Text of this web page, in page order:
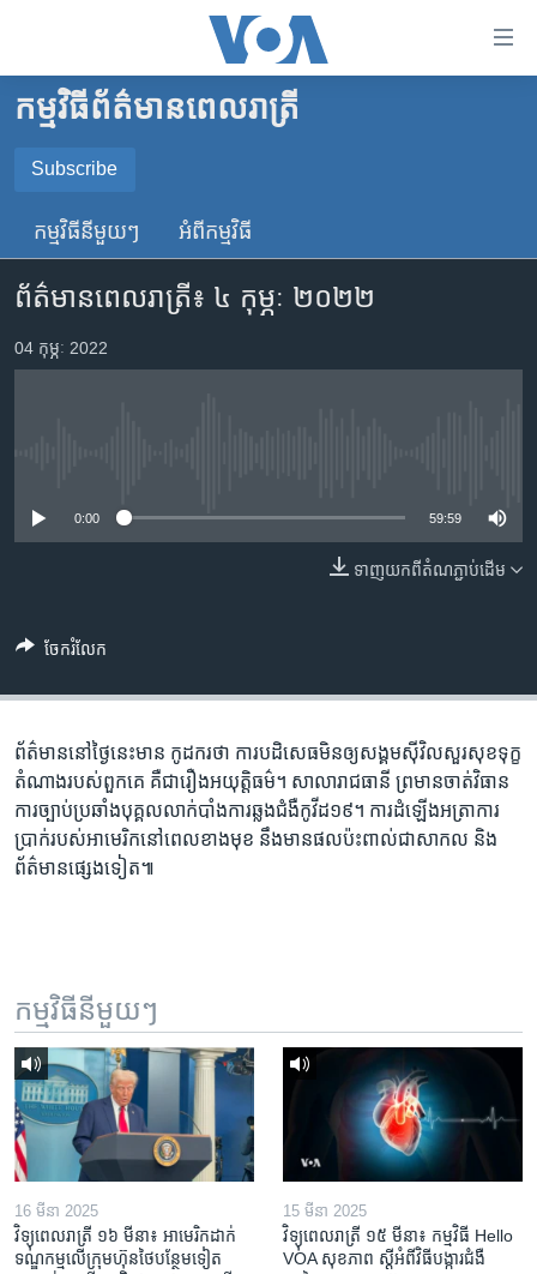
គេហទំព័រ​
ទាក់ទង
រំលង​
ទំព័រ​
ព័ត៌មាន​​
តែ​
ម្តង
រចនា
ចូល​
ទំព័រ​
ស្វែង​
កម្ពុជា
អន្តរជាតិ
ចិន
ហេឡូវីអូអេ
កម្ពុជាច្នៃប្រតិដ្ឋ
កម្មវិធីទាំងអស់
បណ្តាញ​សង្គម
ភាសា
កម្មវិធី​ព័ត៌មាន​ពេលរាត្រី
Subscribe
SUBSCRIBE
YouTube Music
កម្មវិធី​នីមួយៗ អំពី​កម្មវិធី​
ព័ត៌មានពេលរាត្រី៖ ៤ កុម្ភៈ ២០២២
04 កុម្ភៈ 2022
0:00 59:59
ទាញ​យក​ពី​តំណភ្ជាប់​ដើម
ចែករំលែក
ព័ត៌មាននៅថ្ងៃនេះមាន កូដករថា ការបដិសេធ​មិន​ឲ្យ​សង្គម​ស៊ីវិល​សួរ​សុខទុក្ខ​
តំណាង​របស់​ពួកគេ គឺជា​រឿង​អយុត្តិធម៌។ សាលា​រាជធានី ព្រមាន​ចាត់​វិធាន
ការ​ច្បាប់​ប្រឆាំង​បុគ្គល​លាក់បាំង​ការឆ្លង​ជំងឺ​កូវីដ១៩។ ការដំឡើង​អត្រា​ការ
ប្រាក់​របស់​អាមេរិក​នៅ​ពេល​ខាងមុខ នឹង​មាន​ផលប៉ះពាល់​ជា​សាកល និង​
ព័ត៌មាន​ផ្សេងទៀត៕
កម្មវិធី​នីមួយៗ
16 មីនា 2025
វិទ្យុពេលរាត្រី ១៦ មីនា៖ អាមេរិក​ដាក់​
ទណ្ឌកម្ម​លើ​ក្រុមហ៊ុន​ថៃ​បន្ថែម​ទៀត​
15 មីនា 2025
វិទ្យុពេលរាត្រី ១៥ មីនា៖ កម្មវិធី ​Hello
VOA សុខភាព ស្ដី​អំពី​វិធី​បង្ការ​ជំងឺ​